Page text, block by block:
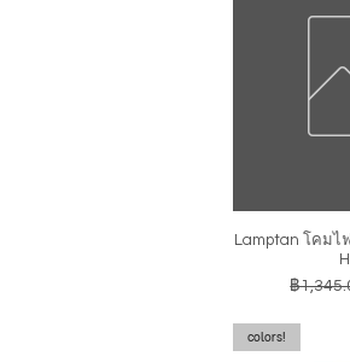
ดูข้
Lamptan โคมไ
ราคาป
฿
colors!